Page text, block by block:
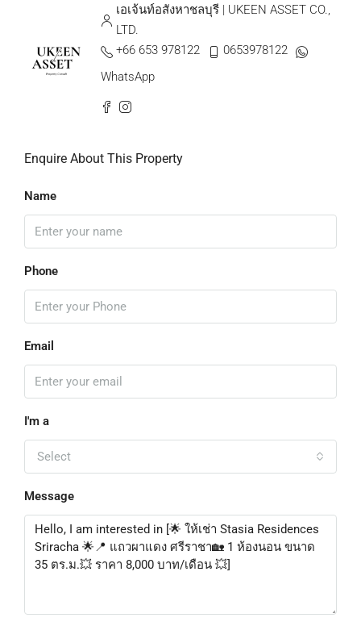
เอเจ้นท์อสังหาชลบุรี | UKEEN ASSET CO.,
LTD.
+66 653 978122
0653978122
WhatsApp
Enquire About This Property
Name
Phone
Email
I'm a
Select
Message